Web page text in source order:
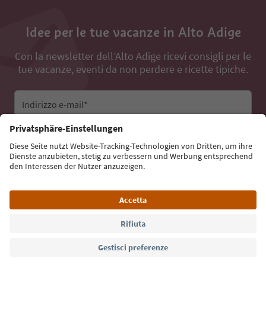
Idee per le tue vacanze in Alto Adige
Con la newsletter dell’Alto Adige ricevi consigli per le
tue vacanze, eventi da non perdere e ricette tipiche.
Indirizzo e-mail*
Iscriviti alla newsletter